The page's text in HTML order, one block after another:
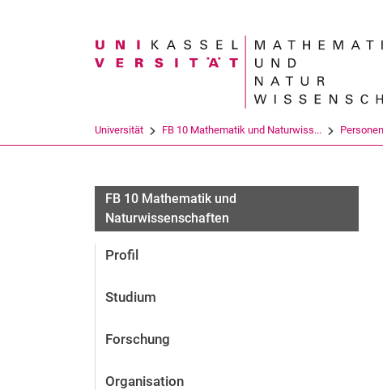
Suchbegriff
Universität FB 10 Mathematik und Naturwiss... Personen
FB 10 Mathematik und
Naturwissenschaften
Profil
Studium
Forschung
Organisation